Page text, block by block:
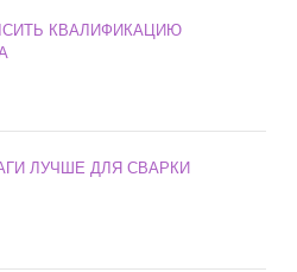
КВАЛИФИКАЦИЮ
ЛУЧШЕ ДЛЯ СВАРКИ